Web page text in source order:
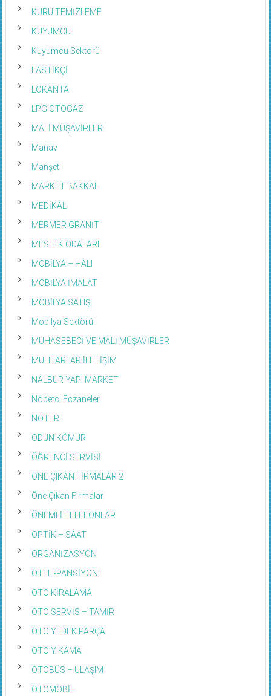
KURU TEMİZLEME
KUYUMCU
Kuyumcu Sektörü
LASTİKÇİ
LOKANTA
LPG OTOGAZ
MALİ MÜŞAVİRLER
Manav
Manşet
MARKET BAKKAL
MEDİKAL
MERMER GRANİT
MESLEK ODALARI
MOBİLYA – HALI
MOBİLYA İMALAT
MOBİLYA SATIŞ
Mobilya Sektörü
MUHASEBECİ VE MALİ MÜŞAVİRLER
MUHTARLAR İLETİŞİM
NALBUR YAPI MARKET
Nöbetci Eczaneler
NOTER
ODUN KÖMÜR
ÖĞRENCİ SERVİSİ
ÖNE ÇIKAN FİRMALAR 2
Öne Çıkan Firmalar
ÖNEMLİ TELEFONLAR
OPTİK – SAAT
ORGANİZASYON
OTEL -PANSİYON
OTO KİRALAMA
OTO SERVİS – TAMİR
OTO YEDEK PARÇA
OTO YIKAMA
OTOBÜS – ULAŞIM
OTOMOBİL